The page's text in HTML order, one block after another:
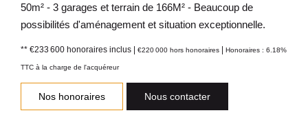
50m² - 3 garages et terrain de 166M² - Beaucoup de
possibilités d'aménagement et situation exceptionnelle.
** €233 600 honoraires inclus | €220 000 hors honoraires | Honoraires : 6.18%
TTC à la charge de l'acquéreur
Nos honoraires Nous contacter